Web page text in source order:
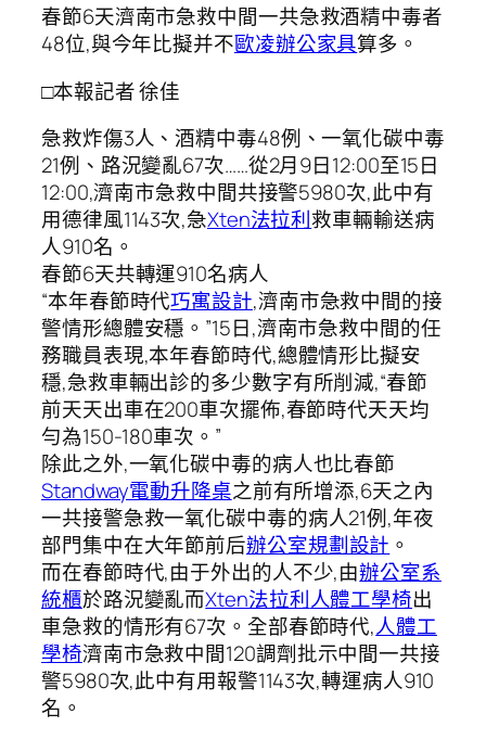
春節6天濟南市急救中間一共急救酒精中毒者
48位,與今年比擬并不歐凌辦公家具算多。
□本報記者 徐佳
急救炸傷3人、酒精中毒48例、一氧化碳中毒
21例、路況變亂67次……從2月9日12:00至15日
12:00,濟南市急救中間共接警5980次,此中有
用德律風1143次,急Xten法拉利救車輛輸送病
人910名。
春節6天共轉運910名病人
“本年春節時代巧寓設計,濟南市急救中間的接
警情形總體安穩。”15日,濟南市急救中間的任
務職員表現,本年春節時代,總體情形比擬安
穩,急救車輛出診的多少數字有所削減,“春節
前天天出車在200車次擺佈,春節時代天天均
勻為150-180車次。”
除此之外,一氧化碳中毒的病人也比春節
Standway電動升降桌之前有所增添,6天之內
一共接警急救一氧化碳中毒的病人21例,年夜
部門集中在大年節前后辦公室規劃設計 。
而在春節時代,由于外出的人不少,由辦公室系
統櫃於路況變亂而Xten法拉利人體工學椅出
車急救的情形有67次。全部春節時代,人體工
學椅濟南市急救中間120調劑批示中間一共接
警5980次,此中有用報警1143次,轉運病人910
名。